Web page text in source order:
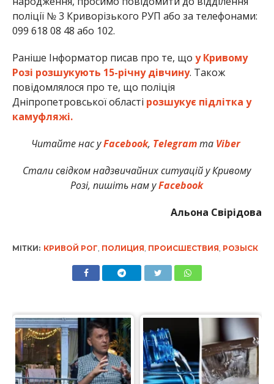
поліції № 3 Криворізького РУП або за телефонами:
099 618 08 48 або 102.
Раніше Інформатор писав про те, що у Кривому
Розі розшукують 15-річну дівчину. Також
повідомлялося про те, що поліція
Дніпропетровської області розшукує підлітка у
камуфляжі.
Читайте нас уFacebook, Telegramта Viber
Стали свідком надзвичайних ситуацій у Кривому
Розі, пишіть нам уFacebook
Альона Свірідова
МІТКИ: КРИВОЙ РОГ, ПОЛИЦИЯ, ПРОИСШЕСТВИЯ, РОЗЫСК